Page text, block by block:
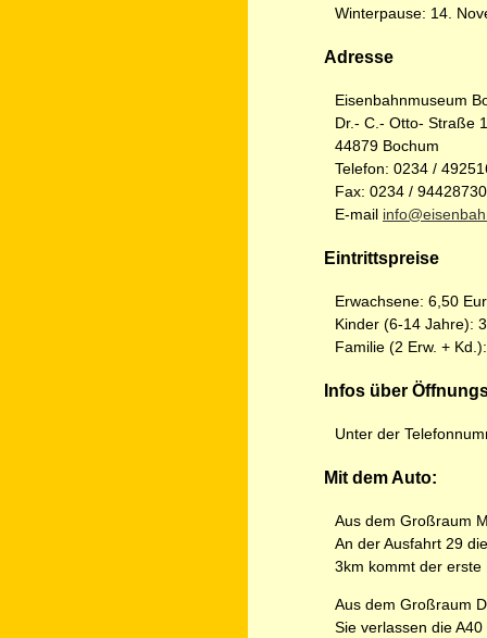
Winterpause: 14.
Adresse
Eisenbahnmuseum
Dr.- C.- Otto- Straße
44879 Bochum
Telefon: 0234 /
Fax: 0234 / 94428730
E-mail
Eintrittspreise
Erwachsene: 6,50
Kinder (6-14 Jahre):
Familie (2 Erw. +
Infos über
Unter der
Mit dem Auto:
Aus dem Großraum
An der Ausfahrt 29
3km kommt der erste
Aus dem Großraum
Sie verlassen die